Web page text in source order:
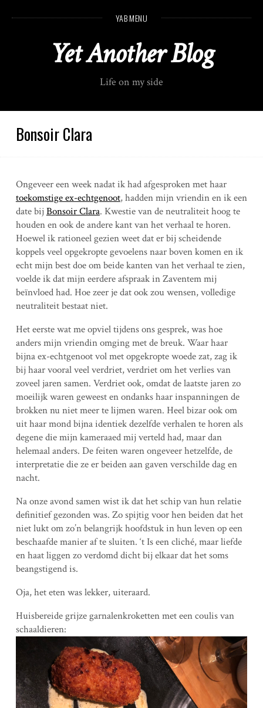
n
YAB MENU
Yet Another Blog
Life on my side
Bonsoir Clara
Ongeveer een week nadat ik had afgesproken met haar
toekomstige ex-echtgenoot, hadden mijn vriendin en ik een
date bijBonsoir Clara. Kwestie van de neutraliteit hoog te
houden en ook de andere kant van het verhaal te horen.
Hoewel ik rationeel gezien weet dat er bij scheidende
koppels veel opgekropte gevoelens naar boven komen en ik
echt mijn best doe om beide kanten van het verhaal te zien,
voelde ik dat mijn eerdere afspraak in Zaventem mij
beïnvloed had. Hoe zeer je dat ook zou wensen, volledige
neutraliteit bestaat niet.
Het eerste wat me opviel tijdens ons gesprek, was hoe
anders mijn vriendin omging met de breuk. Waar haar
bijna ex-echtgenoot vol met opgekropte woede zat, zag ik
bij haar vooral veel verdriet, verdriet om het verlies van
zoveel jaren samen. Verdriet ook, omdat de laatste jaren zo
moeilijk waren geweest en ondanks haar inspanningen de
brokken nu niet meer te lijmen waren. Heel bizar ook om
uit haar mond bijna identiek dezelfde verhalen te horen als
degene die mijn kameraaed mij verteld had, maar dan
helemaal anders. De feiten waren ongeveer hetzelfde, de
interpretatie die ze er beiden aan gaven verschilde dag en
nacht.
Na onze avond samen wist ik dat het schip van hun relatie
definitief gezonden was. Zo spijtig voor hen beiden dat het
niet lukt om zo’n belangrijk hoofdstuk in hun leven op een
beschaafde manier af te sluiten. ‘t Is een cliché, maar liefde
en haat liggen zo verdomd dicht bij elkaar dat het soms
beangstigend is.
Oja, het eten was lekker, uiteraard.
Huisbereide grijze garnalenkroketten met een coulis van
schaaldieren: